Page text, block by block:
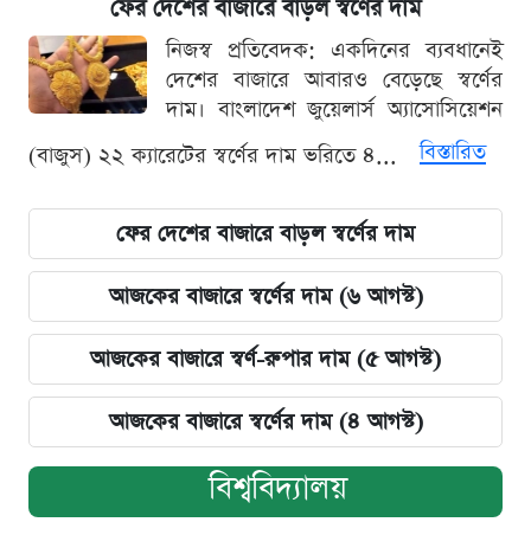
ফের দেশের বাজারে বাড়ল স্বর্ণের দাম
নিজস্ব প্রতিবেদক: একদিনের ব্যবধানেই
দেশের বাজারে আবারও বেড়েছে স্বর্ণের
দাম। বাংলাদেশ জুয়েলার্স অ্যাসোসিয়েশন
(বাজুস) ২২ ক্যারেটের স্বর্ণের দাম ভরিতে ৪...
বিস্তারিত
ফের দেশের বাজারে বাড়ল স্বর্ণের দাম
আজকের বাজারে স্বর্ণের দাম (৬ আগস্ট)
আজকের বাজারে স্বর্ণ-রুপার দাম (৫ আগস্ট)
আজকের বাজারে স্বর্ণের দাম (৪ আগস্ট)
বিশ্ববিদ্যালয়